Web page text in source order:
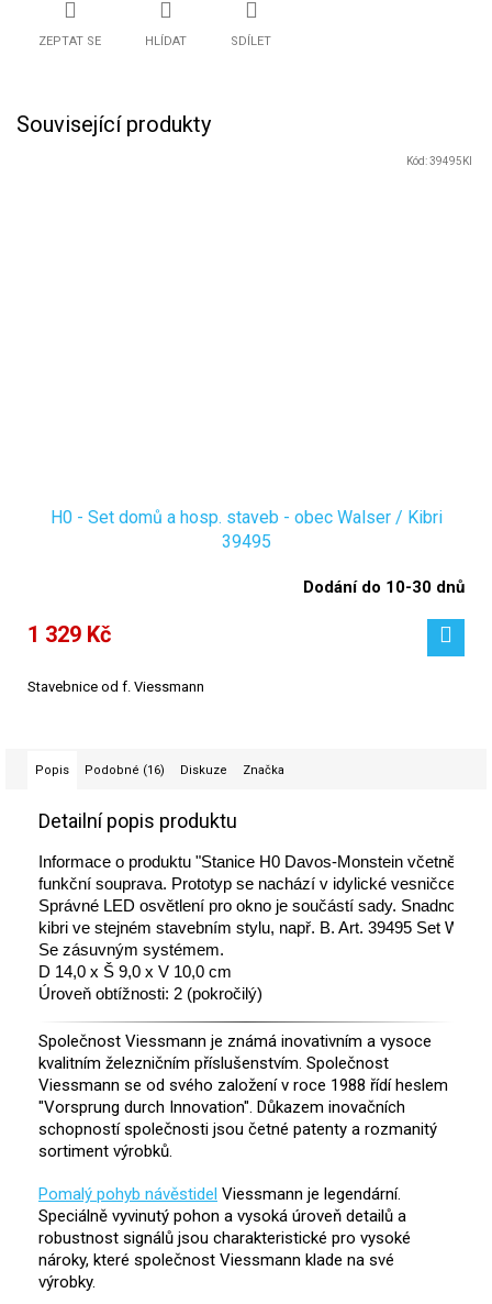
ZEPTAT SE HLÍDAT SDÍLET
Související produkty
H0 - Set domů a hosp. staveb - obec Walser / Kibri
39495
Dodání do 10-30 dnů
1 329 Kč
Stavebnice od f. Viessmann
Kód:39495KI
Popis Podobné (16) Diskuze Značka
Detailní popis produktu
Informace o produktu "Stanice H0 Davos-Monstein včetně
funkční souprava. Prototyp se nachází v idylické vesničce
Správné LED osvětlení pro okno je součástí sady. Snadno
kibri ve stejném stavebním stylu, např. B. Art. 39495 Set
Se zásuvným systémem.
D 14,0 x Š 9,0 x V 10,0 cm
Úroveň obtížnosti: 2 (pokročilý)
Společnost Viessmann je známá inovativním a vysoce
kvalitním železničním příslušenstvím. Společnost
Viessmann se od svého založení v roce 1988 řídí heslem
"Vorsprung durch Innovation". Důkazem inovačních
schopností společnosti jsou četné patenty a rozmanitý
sortiment výrobků.
Pomalý pohyb návěstidel Viessmann je legendární.
Speciálně vyvinutý pohon a vysoká úroveň detailů a
robustnost signálů jsou charakteristické pro vysoké
nároky, které společnost Viessmann klade na své
výrobky.